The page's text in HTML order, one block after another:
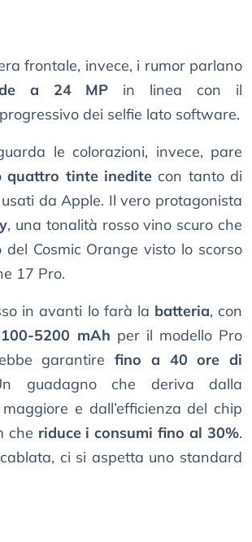
frontale, invece, i rumor parlano
a 24 MP in linea con il
dei selfie lato software.
le colorazioni, invece, pare
quattro tinte ineditecon tanto di
da Apple. Il vero protagonista
, una tonalità rosso vino scuro che
Cosmic Orange visto lo scorso
17 Pro.
in avanti lo farà la batteria, con
5200 mAh per il modello Pro
garantire fino a 40 ore di
guadagno che deriva dalla
e dall’efficienza del chip
che riduce i consumi fino al 30%.
ci si aspetta uno standard